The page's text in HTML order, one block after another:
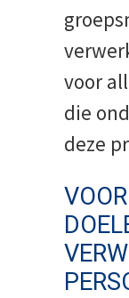
voor
die
deze